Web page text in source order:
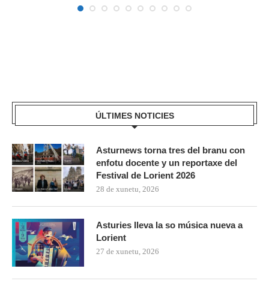
ÚLTIMES NOTICIES
Asturnews torna tres del branu con
enfotu docente y un reportaxe del
Festival de Lorient 2026
28 de xunetu, 2026
Asturies lleva la so música nueva a
Lorient
27 de xunetu, 2026